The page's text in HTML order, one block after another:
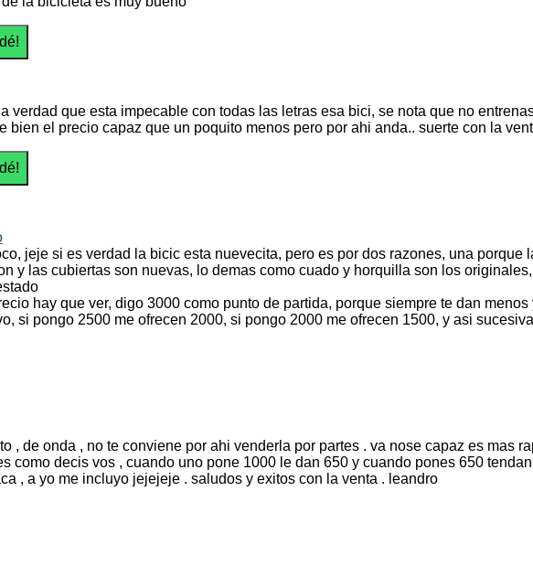
verdad que esta impecable con todas las letras esa bici, se nota que no
bien el precio capaz que un poquito menos pero por ahi anda.. suerte con la
jeje si es verdad la bicic esta nuevecita, pero es por dos razones, una porque
y las cubiertas son nuevas, lo demas como cuado y horquilla son los
hay que ver, digo 3000 como punto de partida, porque siempre te dan
si pongo 2500 me ofrecen 2000, si pongo 2000 me ofrecen 1500, y asi
, de onda , no te conviene por ahi venderla por partes . va nose capaz es mas
como decis vos , cuando uno pone 1000 le dan 650 y cuando pones 650
, a yo me incluyo jejejeje . saludos y exitos con la venta . leandro